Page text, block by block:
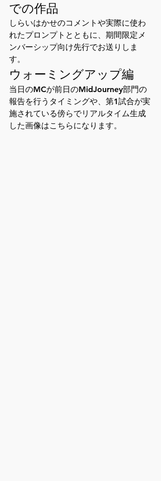
での作品
しらいはかせのコメントや実際に使わ
れたプロンプトとともに、期間限定メ
ンバーシップ向け先行でお送りしま
す。
ウォーミングアップ編
当日のMCが前日のMidJourney部門の
報告を行うタイミングや、第1試合が実
施されている傍らでリアルタイム生成
した画像はこちらになります。